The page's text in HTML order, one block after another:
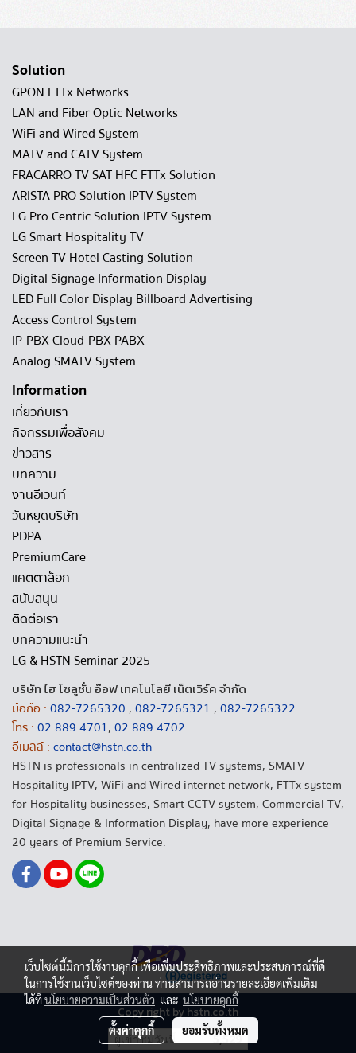
Solution
GPON FTTx Networks
LAN and Fiber Optic Networks
WiFi and Wired System
MATV and CATV System
FRACARRO TV SAT HFC FTTx Solution
ARISTA PRO Solution IPTV System
LG Pro Centric Solution IPTV System
LG Smart Hospitality TV
Screen TV Hotel Casting Solution
Digital Signage Information Display
LED Full Color Display Billboard Advertising
Access Control System
IP-PBX Cloud-PBX PABX
Analog SMATV System
Information
เกี่ยวกับเรา
กิจกรรมเพื่อสังคม
ข่าวสาร
บทความ
งานอีเวนท์
วันหยุดบริษัท
PDPA
PremiumCare
แคตตาล็อก
สนับสนุน
ติดต่อเรา
บทความแนะนำ
LG & HSTN Seminar 2025
บริษัท ไฮ โซลูชั่น อ๊อฟ เทคโนโลยี เน็ตเวิร์ค จำกัด
มือถือ : 082-7265320 , 082-7265321 , 082-7265322
โทร : 02 889 4701, 02 889 4702
อีเมลล์ : contact@hstn.co.th
HSTN is professionals in centralized TV systems, SMATV
Hospitality IPTV, WiFi and Wired internet network, FTTx system
for Hospitality businesses, Smart CCTV system, Commercial TV,
Digital Signage & Information Display, have more experience
20 years of Premium Service.
Copy right by hstn.co.th
ผู้เข้าชมวันนี้ 5,529
เว็บไซต์นี้มีการใช้งานคุกกี้ เพื่อเพิ่มประสิทธิภาพและประสบการณ์ที่ดี
ในการใช้งานเว็บไซต์ของท่าน ท่านสามารถอ่านรายละเอียดเพิ่มเติม
ได้ที่นโยบายความเป็นส่วนตัว และ นโยบายคุกกี้
ตั้งค่าคุกกี้ ยอมรับทั้งหมด